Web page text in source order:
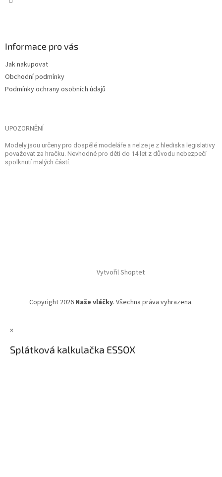
Informace pro vás
Jak nakupovat
Obchodní podmínky
Podmínky ochrany osobních údajů
UPOZORNĚNÍ
Modely jsou určeny pro dospělé modeláře a nelze je z hlediska legislativy
považovat za hračku. Nevhodné pro děti do 14 let z důvodu nebezpečí
spolknutí malých částí.
Vytvořil Shoptet
Copyright 2026 Naše vláčky. Všechna práva vyhrazena.
×
Splátková kalkulačka ESSOX